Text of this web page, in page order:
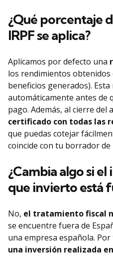
¿Qué porcentaje
IRPF se aplica?
Aplicamos por defecto una
los rendimientos obtenidos
beneficios generados).
automáticamente antes de
pago. Además, al cierre del
certificado con todas las
que puedas cotejar
coincide con tu borrador de
¿Cambia algo si
que invierto está
No, el tratamiento fiscal
se encuentre fuera de
una empresa española.
una inversión realizada